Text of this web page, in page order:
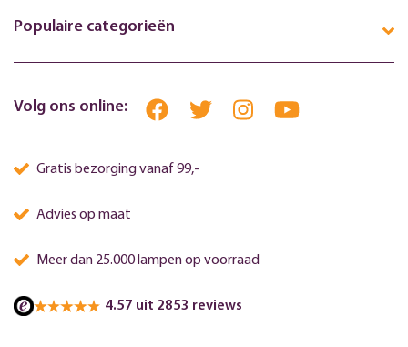
Populaire categorieën
Volg ons online:
Gratis bezorging vanaf 99,-
Advies op maat
Meer dan 25.000 lampen op voorraad
4.57 uit 2853 reviews